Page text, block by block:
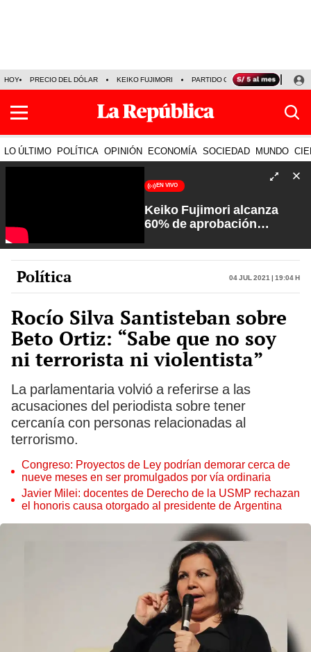
HOY PRECIO DEL DÓLAR KEIKO FUJIMORI PARTIDO OBRAS ARMONÍA 10
LO ÚLTIMO POLÍTICA OPINIÓN ECONOMÍA SOCIEDAD MUNDO
EN VIVO
Keiko Fujimori alcanza
60% de aprobación
Rosa María Palacios
Política 04 Jul 2021 | 19:04 h
Rocío Silva Santisteban sobre
Beto Ortiz: “Sabe que no soy
ni terrorista ni violentista”
La parlamentaria volvió a referirse a las
acusaciones del periodista sobre tener
cercanía con personas relacionadas al
terrorismo.
Congreso: Proyectos de Ley podrían demorar cerca de
nueve meses en ser promulgados por vía ordinaria
Javier Milei: docentes de Derecho de la USMP rechazan
el honoris causa otorgado al presidente de Argentina